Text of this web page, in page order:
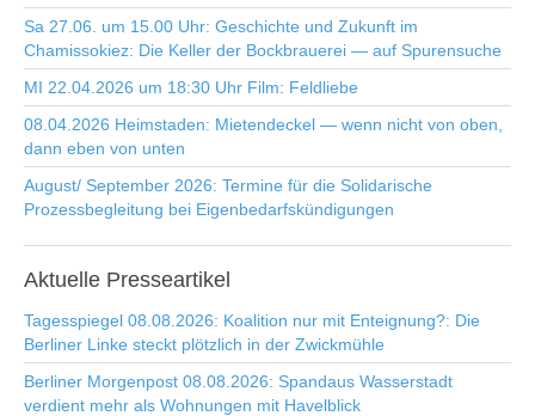
Sa 27.06. um 15.00 Uhr: Geschichte und Zukunft im
Chamissokiez: Die Keller der Bockbrauerei — auf Spurensuche
MI 22.04.2026 um 18:30 Uhr Film: Feldliebe
08.04.2026 Heimstaden: Mietendeckel — wenn nicht von oben,
dann eben von unten
August/ September 2026: Termine für die Solidarische
Prozessbegleitung bei Eigenbedarfskündigungen
Aktuelle Presseartikel
Tagesspiegel 08.08.2026: Koalition nur mit Enteignung?: Die
Berliner Linke steckt plötzlich in der Zwickmühle
Berliner Morgenpost 08.08.2026: Spandaus Wasserstadt
verdient mehr als Wohnungen mit Havelblick